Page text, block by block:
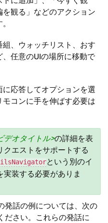
を観る」などのアクション
、ウォッチリスト、おす
任意のUIの場所に移動で
に応答してオプションを選
コンに手を伸ばす必要は
デオタイトル の詳細を表
クエストをサポートする
という別のイ
実装する必要がありま
発話の例については、次の
ださい。これらの発話に